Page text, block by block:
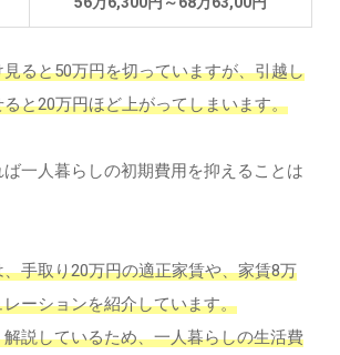
ると50万円を切っていますが、引越し
と20万円ほど上がってしまいます。
ば一人暮らしの初期費用を抑えることは
手取り20万円の適正家賃や、家賃8万
ーションを紹介しています。
説しているため、一人暮らしの生活費